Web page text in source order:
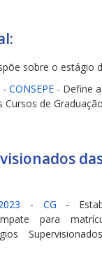
sobre o estágio
CONSEPE - Define
de
2023 - CG -
para